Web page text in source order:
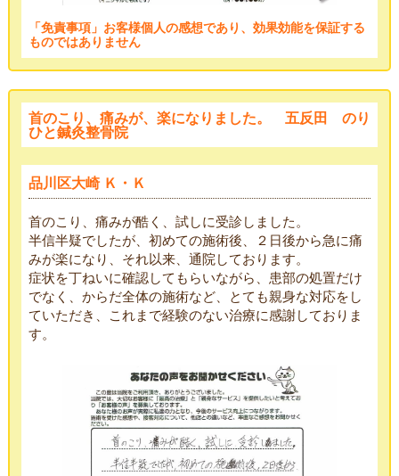
「免責事項」お客様個人の感想であり、効果効能を保証する
ものではありません
首のこり、痛みが、楽になりました。 五反田 のり
ひと鍼灸整骨院
品川区大崎 Ｋ・Ｋ
首のこり、痛みが酷く、試しに受診しました。
半信半疑でしたが、初めての施術後、２日後から急に痛
みが楽になり、それ以来、通院しております。
症状を丁ねいに確認してもらいながら、患部の処置だけ
でなく、からだ全体の施術など、とても親身な対応をし
ていただき、これまで経験のない治療に感謝しておりま
す。